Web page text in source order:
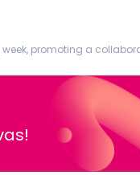
a collaborative and